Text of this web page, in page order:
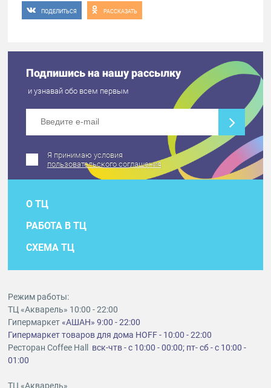
ПОДЕЛИТЬСЯ РАССКАЗАТЬ
Подпишись на нашу рассылку
и узнавай обо всем первым
Я принимаю условия
пользовательского соглашения
О ТЦ
РАБОТА В ТЦ
СХЕМА ТЦ
Режим работы:
ТЦ «Акварель» 10:00 - 22:00
Гипермаркет«АШАН» 9:00 - 22:00
Гипермаркет товаров для дома HOFF - 10:00 - 22:00
Ресторан Coffee Hall вск-чтв - с 10:00 - 00:00; пт- сб - с 10:00 -
01:00
ТЦ «Акварель»